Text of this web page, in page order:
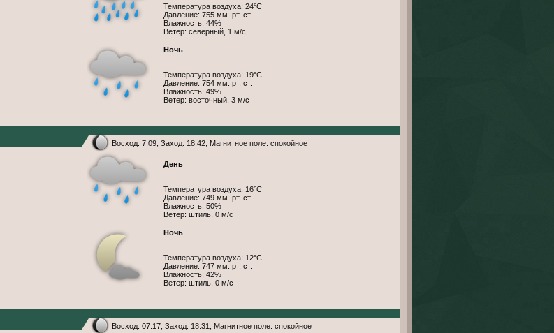
Температура воздуха: 24°С
Давление: 755 мм. рт. ст.
Влажность: 44%
Ветер: северный, 1 м/с
Ночь
Температура воздуха: 19°С
Давление: 754 мм. рт. ст.
Влажность: 49%
Ветер: восточный, 3 м/с
Восход: 7:09, Заход: 18:42, Магнитное поле: спокойное
День
Температура воздуха: 16°С
Давление: 749 мм. рт. ст.
Влажность: 50%
Ветер: штиль, 0 м/с
Ночь
Температура воздуха: 12°С
Давление: 747 мм. рт. ст.
Влажность: 42%
Ветер: штиль, 0 м/с
Восход: 07:17, Заход: 18:31, Магнитное поле: спокойное